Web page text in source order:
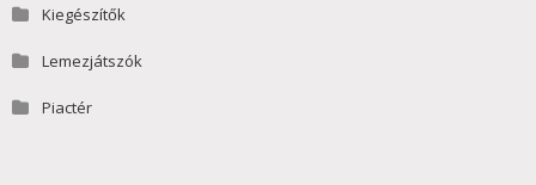
Kiegészítők
Lemezjátszók
Piactér